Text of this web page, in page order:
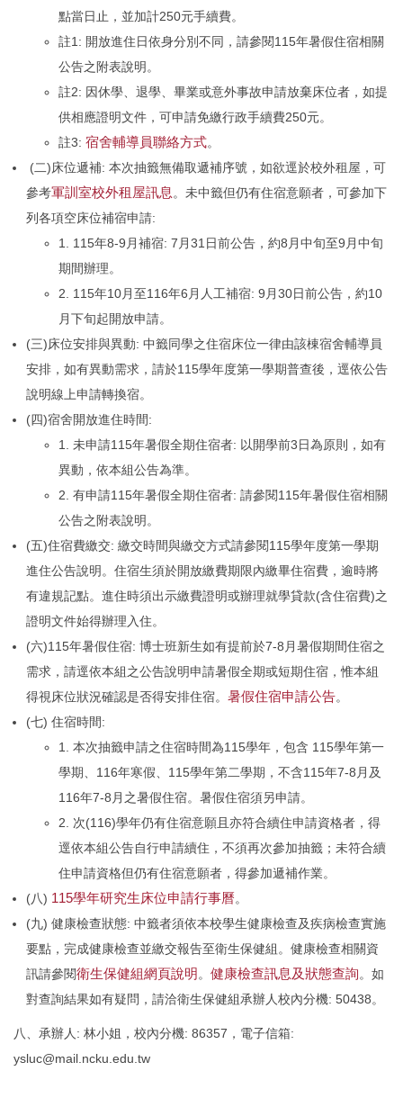
點當日止，並加計250元手續費。
註1: 開放進住日依身分別不同，請參閱115年暑假住宿相關
公告之附表說明。
註2: 因休學、退學、畢業或意外事故申請放棄床位者，如提
供相應證明文件，可申請免繳行政手續費250元。
註3: 宿舍輔導員聯絡方式。
(二)床位遞補: 本次抽籤無備取遞補序號，如欲逕於校外租屋，可
參考軍訓室校外租屋訊息 。未中籤但仍有住宿意願者，可參加下
列各項空床位補宿申請:
1. 115年8-9月補宿: 7月31日前公告，約8月中旬至9月中旬
期間辦理。
2. 115年10月至116年6月人工補宿: 9月30日前公告，約10
月下旬起開放申請。
(三)床位安排與異動: 中籤同學之住宿床位一律由該棟宿舍輔導員
安排，如有異動需求，請於115學年度第一學期普查後，逕依公告
說明線上申請轉換宿。
(四)宿舍開放進住時間:
1. 未申請115年暑假全期住宿者: 以開學前3日為原則，如有
異動，依本組公告為準。
2. 有申請115年暑假全期住宿者: 請參閱115年暑假住宿相關
公告之附表說明。
(五)住宿費繳交: 繳交時間與繳交方式請參閱115學年度第一學期
進住公告說明。住宿生須於開放繳費期限內繳畢住宿費，逾時將
有違規記點。進住時須出示繳費證明或辦理就學貸款(含住宿費)之
證明文件始得辦理入住。
(六)115年暑假住宿: 博士班新生如有提前於7-8月暑假期間住宿之
需求，請逕依本組之公告說明申請暑假全期或短期住宿，惟本組
得視床位狀況確認是否得安排住宿。 暑假住宿申請公告。
(七) 住宿時間:
1. 本次抽籤申請之住宿時間為115學年，包含 115學年第一
學期、116年寒假、115學年第二學期，不含115年7-8月及
116年7-8月之暑假住宿。暑假住宿須另申請。
2. 次(116)學年仍有住宿意願且亦符合續住申請資格者，得
逕依本組公告自行申請續住，不須再次參加抽籤；未符合續
住申請資格但仍有住宿意願者，得參加遞補作業。
(八) 115學年研究生床位申請行事曆。
(九) 健康檢查狀態: 中籤者須依本校學生健康檢查及疾病檢查實施
要點，完成健康檢查並繳交報告至衛生保健組。健康檢查相關資
訊請參閱衛生保健組網頁說明。 健康檢查訊息及狀態查詢。如
對查詢結果如有疑問，請洽衛生保健組承辦人校內分機: 50438。
八、承辦人: 林小姐，校內分機: 86357，電子信箱:
ysluc@mail.ncku.edu.tw